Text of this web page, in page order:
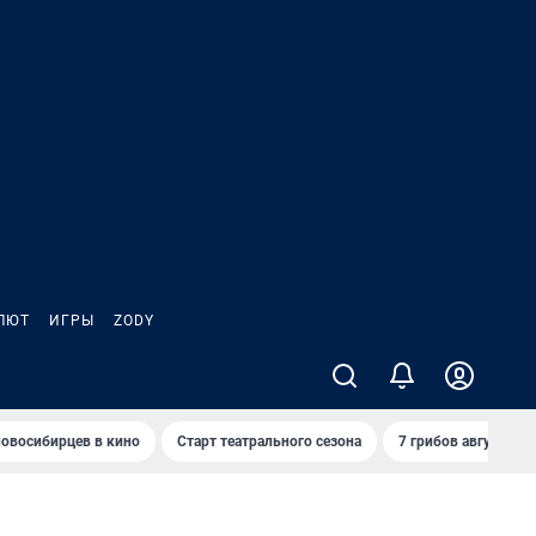
ИГРЫ ZODY
в кино Старт театрального сезона 7 грибов августа